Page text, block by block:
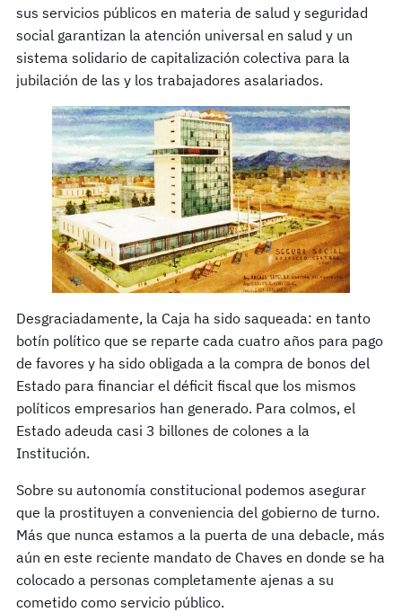
sus servicios públicos en materia de salud y seguridad
social garantizan la atención universal en salud y un
sistema solidario de capitalización colectiva para la
jubilación de las y los trabajadores asalariados.
Desgraciadamente, la Caja ha sido saqueada: en tanto
botín político que se reparte cada cuatro años para pago
de favores y ha sido obligada a la compra de bonos del
Estado para financiar el déficit fiscal que los mismos
políticos empresarios han generado. Para colmos, el
Estado adeuda casi 3 billones de colones a la
Institución.
Sobre su autonomía constitucional podemos asegurar
que la prostituyen a conveniencia del gobierno de turno.
Más que nunca estamos a la puerta de una debacle, más
aún en este reciente mandato de Chaves en donde se ha
colocado a personas completamente ajenas a su
cometido como servicio público.